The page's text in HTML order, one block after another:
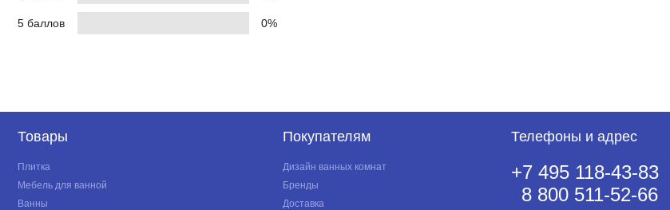
5 баллов 0%
Товары
Плитка
Мебель для ванной
Ванны
Покупателям
Дизайн ванных комнат
Бренды
Доставка
Телефоны и адрес
+7 495 118-43-83
8 800 511-52-66